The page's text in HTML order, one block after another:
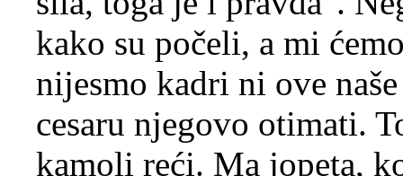
kako su počeli, a mi
nijesmo kadri ni ove
cesaru njegovo otimati.
kamoli reći. Ma jopeta,